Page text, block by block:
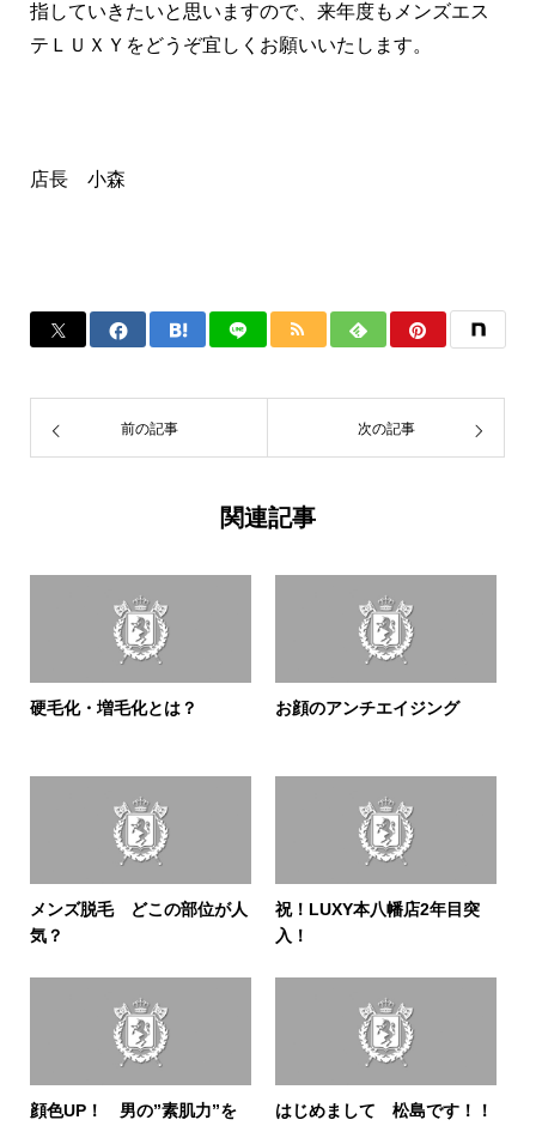
指していきたいと思いますので、来年度もメンズエス
テＬＵＸＹをどうぞ宜しくお願いいたします。
店長 小森
前の記事 次の記事
関連記事
硬毛化・増毛化とは？ お顔のアンチエイジング
メンズ脱毛 どこの部位が人
気？
祝！LUXY本八幡店2年目突
入！
顔色UP！ 男の”素肌力”を
はじめまして 松島です！！